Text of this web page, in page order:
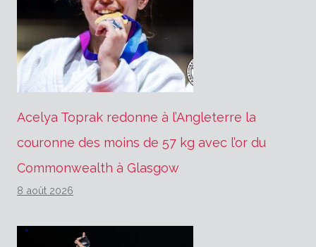
Acelya Toprak redonne à l’Angleterre la
couronne des moins de 57 kg avec l’or du
Commonwealth à Glasgow
8 août 2026